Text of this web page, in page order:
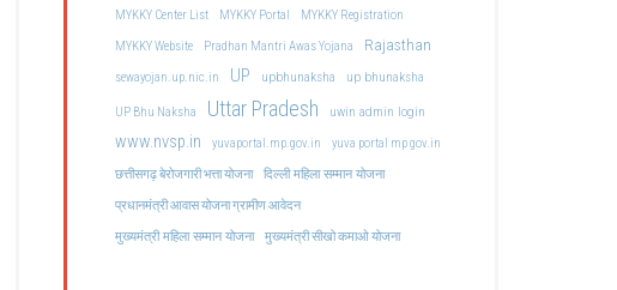
MYKKY Center List
MYKKY Portal
MYKKY Registration
MYKKY Website
Pradhan Mantri Awas Yojana Rajasthan
sewayojan.up.nic.in UP upbhunaksha up bhunaksha
UP Bhu Naksha Uttar Pradesh uwin admin login
www.nvsp.in yuvaportal.mp.gov.in
yuva portal mp gov.in
छत्तीसगढ़ बेरोजगारी भत्ता योजना
दिल्ली महिला सम्मान योजना
प्रधानमंत्री आवास योजना ग्रामीण आवेदन
मुख्यमंत्री महिला सम्मान योजना मुख्यमंत्री सीखो कमाओ योजना